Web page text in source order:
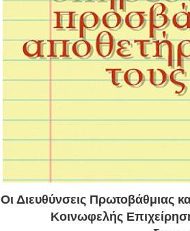
Οι Διευθύνσεις Πρωτοβάθμιας
Κοινωφελής